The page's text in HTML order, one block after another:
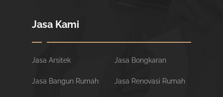
Jasa Kami
Jasa Arsitek Jasa Bongkaran
Jasa Bangun Rumah Jasa Renovasi Rumah